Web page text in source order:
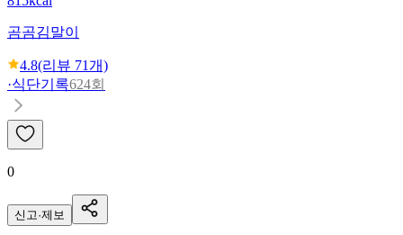
곰곰김말이
4.8(리뷰 71개)
·식단기록624회
0
신고·제보